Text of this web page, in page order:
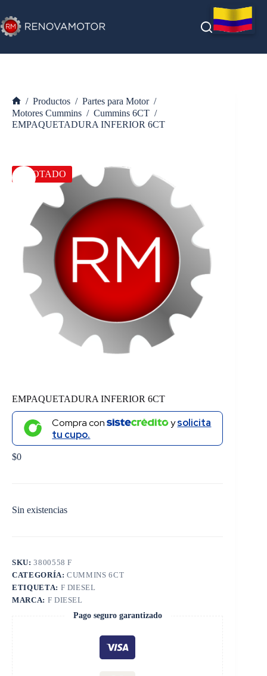
al
contenido
Inicio
/ Productos / Partes para Motor /
Motores Cummins / Cummins 6CT /
EMPAQUETADURA INFERIOR 6CT
AGOTADO
EMPAQUETADURA INFERIOR 6CT
Compra con ysolicita
tu cupo.
$0
Sin existencias
SKU:3800558 F
CATEGORÍA:CUMMINS 6CT
ETIQUETA: F DIESEL
MARCA: F DIESEL
Pago seguro garantizado